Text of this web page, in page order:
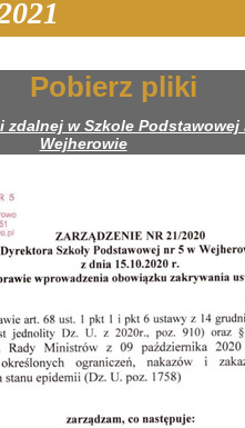
Pobierz pliki
zdalnej w Szkole Podstawowej
Wejherowie